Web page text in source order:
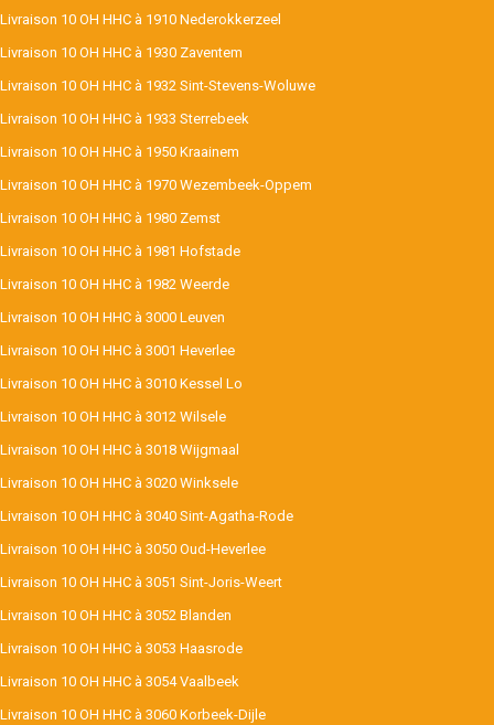
Livraison 10 OH HHC à 1910 Nederokkerzeel
Livraison 10 OH HHC à 1930 Zaventem
Livraison 10 OH HHC à 1932 Sint-Stevens-Woluwe
Livraison 10 OH HHC à 1933 Sterrebeek
Livraison 10 OH HHC à 1950 Kraainem
Livraison 10 OH HHC à 1970 Wezembeek-Oppem
Livraison 10 OH HHC à 1980 Zemst
Livraison 10 OH HHC à 1981 Hofstade
Livraison 10 OH HHC à 1982 Weerde
Livraison 10 OH HHC à 3000 Leuven
Livraison 10 OH HHC à 3001 Heverlee
Livraison 10 OH HHC à 3010 Kessel Lo
Livraison 10 OH HHC à 3012 Wilsele
Livraison 10 OH HHC à 3018 Wijgmaal
Livraison 10 OH HHC à 3020 Winksele
Livraison 10 OH HHC à 3040 Sint-Agatha-Rode
Livraison 10 OH HHC à 3050 Oud-Heverlee
Livraison 10 OH HHC à 3051 Sint-Joris-Weert
Livraison 10 OH HHC à 3052 Blanden
Livraison 10 OH HHC à 3053 Haasrode
Livraison 10 OH HHC à 3054 Vaalbeek
Livraison 10 OH HHC à 3060 Korbeek-Dijle